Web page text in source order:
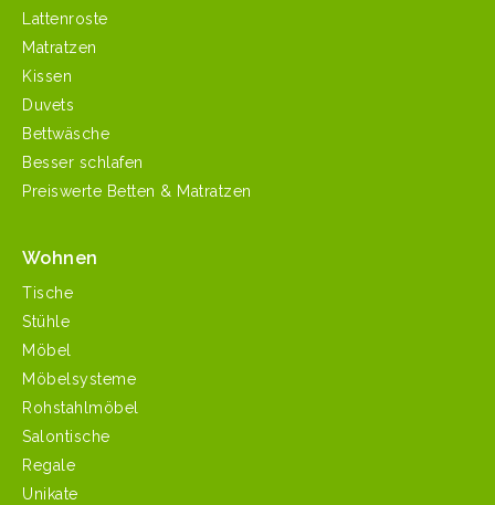
Lattenroste
Matratzen
Kissen
Duvets
Bettwäsche
Besser schlafen
Preiswerte Betten & Matratzen
Wohnen
Tische
Stühle
Möbel
Möbelsysteme
Rohstahlmöbel
Salontische
Regale
Unikate